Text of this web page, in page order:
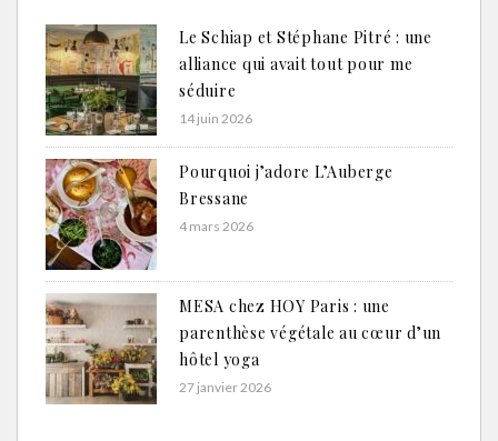
Le Schiap et Stéphane Pitré : une
alliance qui avait tout pour me
séduire
14 juin 2026
Pourquoi j’adore L’Auberge
Bressane
4 mars 2026
MESA chez HOY Paris : une
parenthèse végétale au cœur d’un
hôtel yoga
27 janvier 2026